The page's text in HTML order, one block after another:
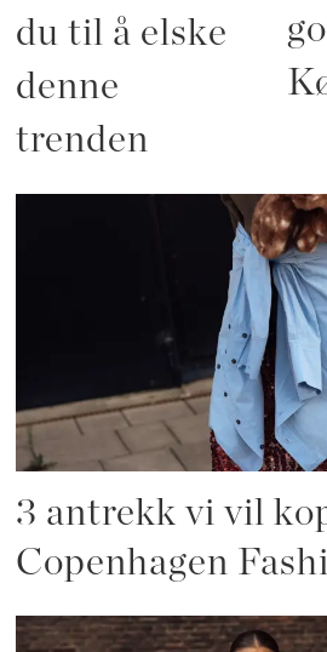
du til å elske
denne
trenden
3 antrekk vi vil
Copenhagen